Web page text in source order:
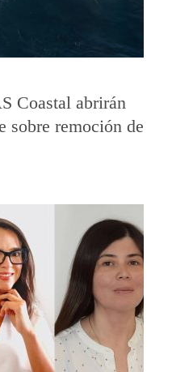
Coastal abrirán
sobre remoción de